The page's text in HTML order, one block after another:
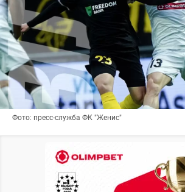
Фото: пресс-служба ФК "Женис"